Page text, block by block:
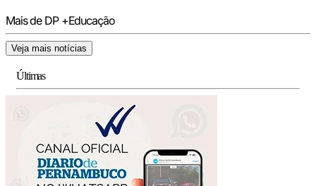
Mais de DP +Educação
Veja mais notícias
Últimas